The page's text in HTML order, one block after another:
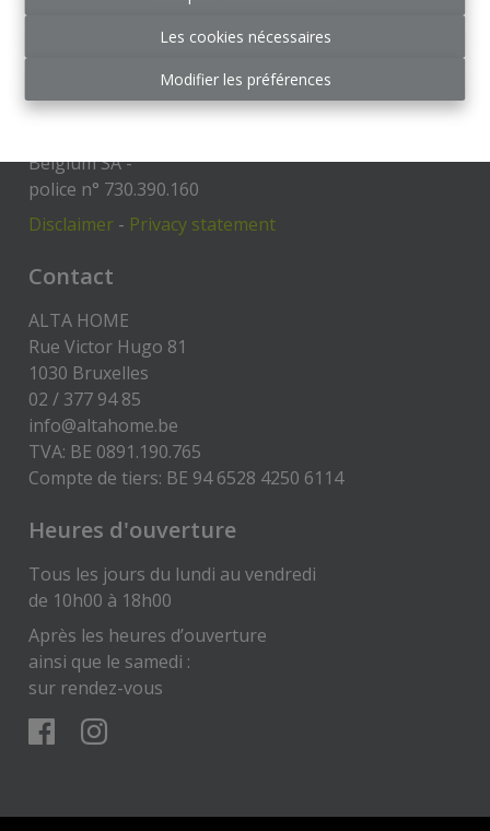
Les cookies nécessaires
Modifier les préférences
du Luxembourg 16 B - 1000 Bruxelles
Code de déontologie:
https://www.ipi.be/downloads/code-de-deontologie
Belgium SA -
police n° 730.390.160
Disclaimer - Privacy statement
Contact
ALTA HOME
Rue Victor Hugo 81
1030 Bruxelles
02 / 377 94 85
info@altahome.be
TVA: BE 0891.190.765
Compte de tiers: BE 94 6528 4250 6114
Heures d'ouverture
Tous les jours du lundi au vendredi
de 10h00 à 18h00
Après les heures d’ouverture
ainsi que le samedi :
sur rendez-vous